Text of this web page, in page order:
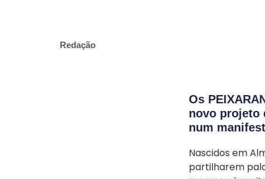
Redação
Os
novo projeto
num
Nascidos em
partilharem